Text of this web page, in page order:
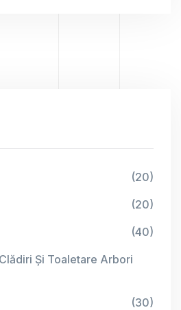
(20)
(20)
(40)
Și Toaletare Arbori
(30)